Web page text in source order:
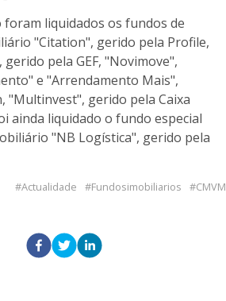
liquidados os fundos de
"Citation", gerido pela Profile,
pela GEF, "Novimove",
e "Arrendamento Mais",
"Multinvest", gerido pela Caixa
ainda liquidado o fundo especial
"NB Logística", gerido pela
Actualidade Fundosimobiliarios CMVM